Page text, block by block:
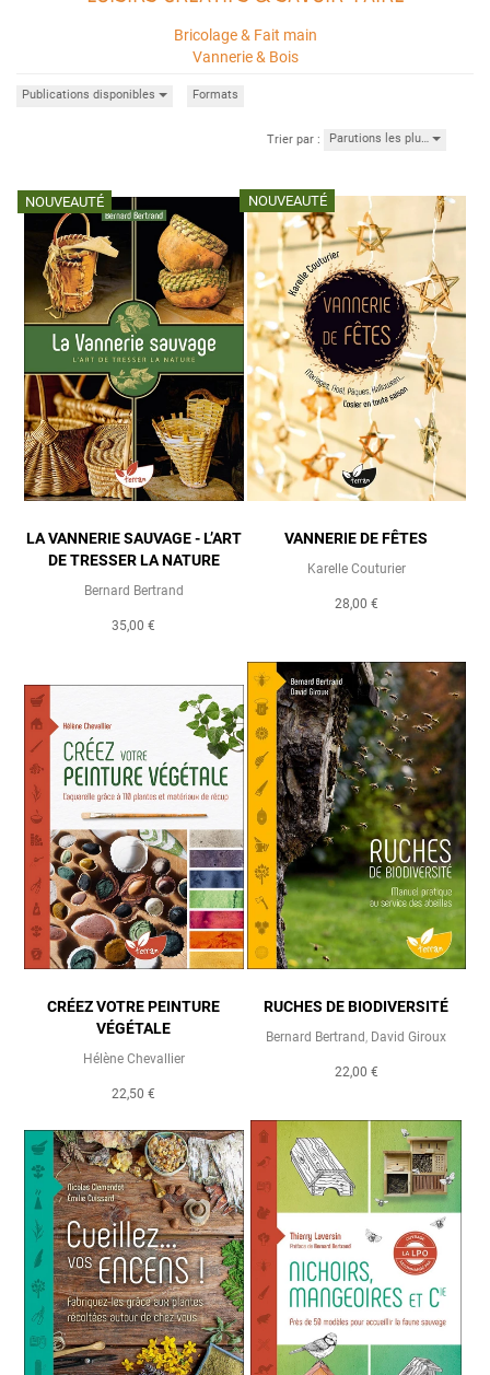
Bricolage & Fait main
Vannerie & Bois
Publications disponibles Formats
Trier par : Parutions les plu…
NOUVEAUTÉ
LA VANNERIE SAUVAGE - L’ART
DE TRESSER LA NATURE
Bernard Bertrand
35,00 €
NOUVEAUTÉ
VANNERIE DE FÊTES
Karelle Couturier
28,00 €
CRÉEZ VOTRE PEINTURE
VÉGÉTALE
Hélène Chevallier
22,50 €
RUCHES DE BIODIVERSITÉ
Bernard Bertrand David Giroux
22,00 €